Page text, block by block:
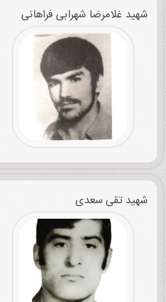
شهید غلامرضا شهرابی ‌فراهانی
شهید تقی سعدی